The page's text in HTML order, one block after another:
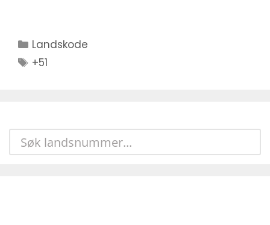
Kategorier
Landskode
Stikkord
+51